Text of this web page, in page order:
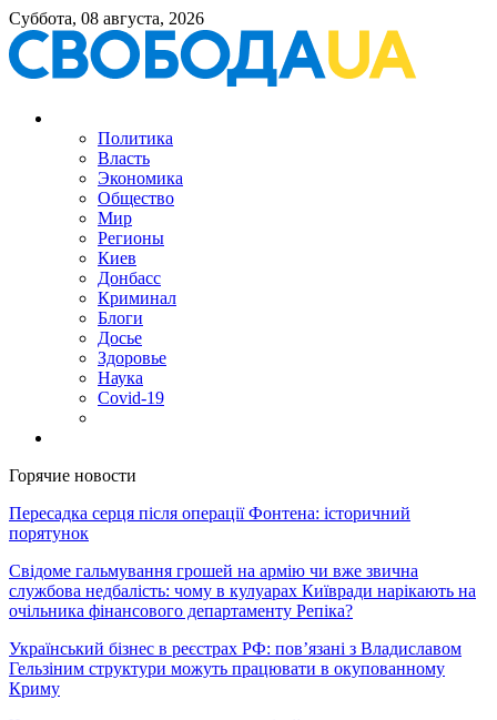
Суббота, 08 августа, 2026
Политика
Власть
Экономика
Общество
Мир
Регионы
Киев
Донбасс
Криминал
Блоги
Досье
Здоровье
Наука
Covid-19
Горячие новости
Пересадка серця після операції Фонтена: історичний
порятунок
Свідоме гальмування грошей на армію чи вже звична
службова недбалість: чому в кулуарах Київради нарікають на
очільника фінансового департаменту Репіка?
Український бізнес в реєстрах РФ: пов’язані з Владиславом
Гельзіним структури можуть працювати в окупованному
Криму